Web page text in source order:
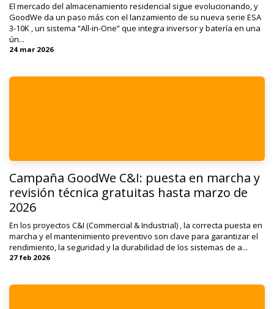
El mercado del almacenamiento residencial sigue evolucionando, y
GoodWe da un paso más con el lanzamiento de su nueva serie ESA
3-10K , un sistema “All-in-One” que integra inversor y batería en una
ún...
24 mar 2026
Campaña GoodWe C&I: puesta en marcha y
revisión técnica gratuitas hasta marzo de
2026
En los proyectos C&I (Commercial & Industrial) , la correcta puesta en
marcha y el mantenimiento preventivo son clave para garantizar el
rendimiento, la seguridad y la durabilidad de los sistemas de a...
27 feb 2026